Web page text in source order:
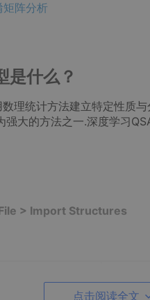
阵分析
是什么？
理统计方法建立特定性质
大的方法之一.深度学习
> Import Structures
点击阅读全文